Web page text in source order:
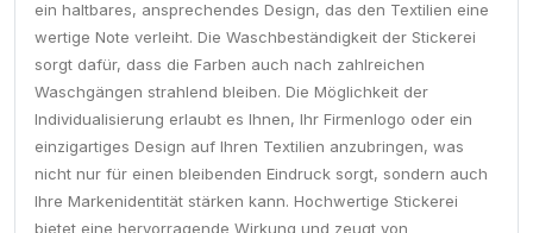
ein haltbares, ansprechendes Design, das den Textilien eine
wertige Note verleiht. Die Waschbeständigkeit der Stickerei
sorgt dafür, dass die Farben auch nach zahlreichen
Waschgängen strahlend bleiben. Die Möglichkeit der
Individualisierung erlaubt es Ihnen, Ihr Firmenlogo oder ein
einzigartiges Design auf Ihren Textilien anzubringen, was
nicht nur für einen bleibenden Eindruck sorgt, sondern auch
Ihre Markenidentität stärken kann. Hochwertige Stickerei
bietet eine hervorragende Wirkung und zeugt von